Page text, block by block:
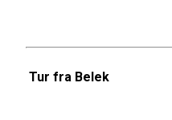
Tur fra Belek